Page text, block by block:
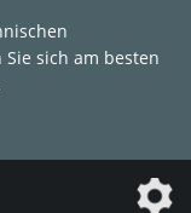
sich am besten